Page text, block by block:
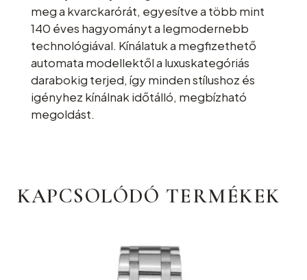
meg a kvarckarórát, egyesítve a több mint
140 éves hagyományt a legmodernebb
technológiával. Kínálatuk a megfizethető
automata modellektől a luxuskategóriás
darabokig terjed, így minden stílushoz és
igényhez kínálnak időtálló, megbízható
megoldást.
KAPCSOLÓDÓ TERMÉKEK